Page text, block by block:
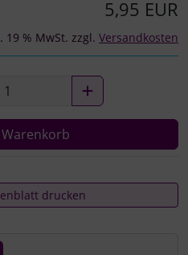
5,95 EUR
19 % MwSt. zzgl. Versandkosten
drucken